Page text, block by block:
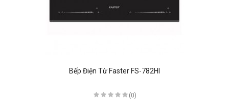
Bếp Điện Từ Faster FS-782HI
(0)